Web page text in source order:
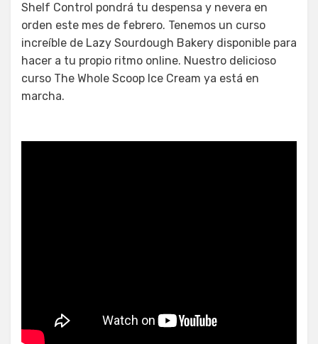
Shelf Control pondrá tu despensa y nevera en
orden este mes de febrero. Tenemos un curso
increíble de Lazy Sourdough Bakery disponible para
hacer a tu propio ritmo online. Nuestro delicioso
curso The Whole Scoop Ice Cream ya está en
marcha.